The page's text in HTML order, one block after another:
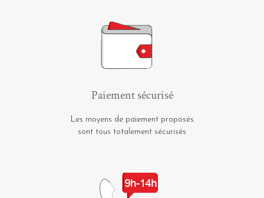
Paiement sécurisé
Les moyens de paiement proposés
sont tous totalement sécurisés